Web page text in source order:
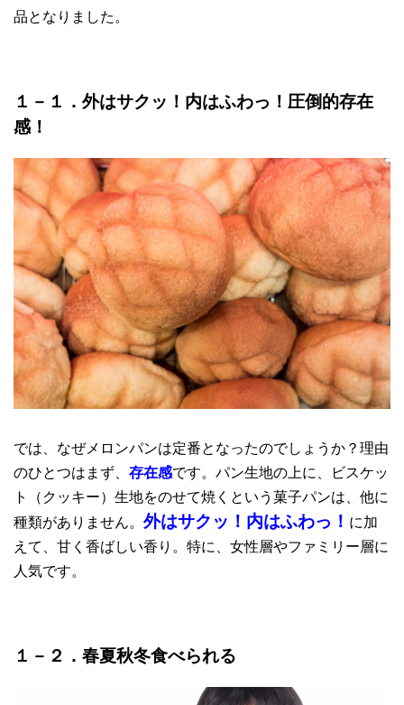
品となりました。
１－１．外はサクッ！内はふわっ！圧倒的存在
感！
では、なぜメロンパンは定番となったのでしょうか？理由
のひとつはまず、 存在感です。パン生地の上に、ビスケッ
ト（クッキー）生地をのせて焼くという菓子パンは、他に
種類がありません。 外はサクッ！内はふわっ！ に加
えて、甘く香ばしい香り。特に、女性層やファミリー層に
人気です。
１－２．春夏秋冬食べられる